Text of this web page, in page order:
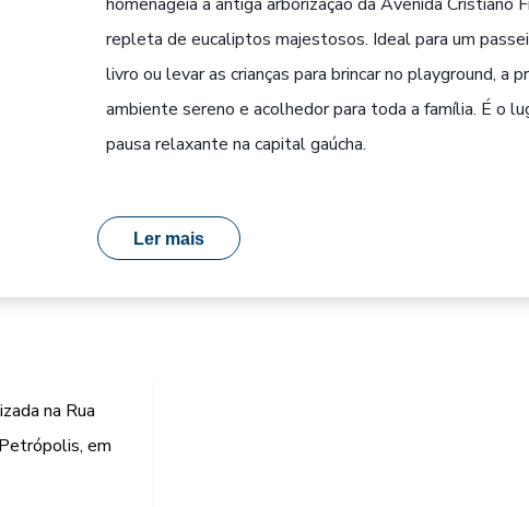
repleta de eucaliptos majestosos. Ideal para um
livro ou levar as crianças para brincar no playground, a
ambiente sereno e acolhedor para toda a família. É o
pausa relaxante na capital gaúcha.
Ler mais
na Rua
em